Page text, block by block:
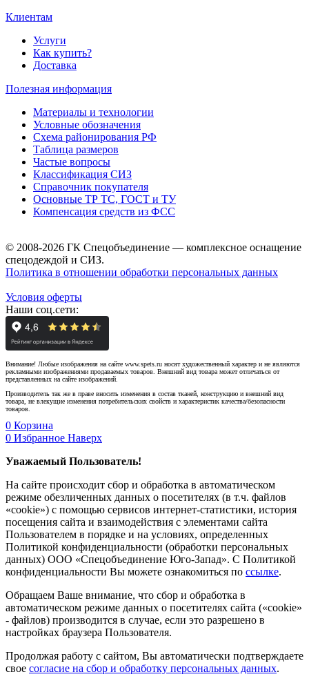
Клиентам
Услуги
Как купить?
Доставка
Полезная информация
Материалы и технологии
Условные обозначения
Схема районирования РФ
Таблица размеров
Частые вопросы
Классификация СИЗ
Справочник покупателя
Основные ТР ТС, ГОСТ и ТУ
Компенсация средств из ФСС
© 2008-2026 ГК Спецобъединение — комплексное оснащение
спецодеждой и СИЗ.
Политика в отношении обработки персональных данных
Условия оферты
Наши соц.сети:
Внимание! Любые изображения на сайте www.spets.ru носят художественный характер и не являются
рекламными изображениями продаваемых товаров. Внешний вид товара может отличаться от
представленных на сайте изображений.
Производитель так же в праве вносить изменения в состав тканей, конструкцию и внешний вид
товара, не влекущие изменения потребительских свойств и характеристик качества/безопасности
товаров.
0 Корзина
0 Избранное Наверх
Уважаемый Пользователь!
На сайте происходит сбор и обработка в автоматическом
режиме обезличенных данных о посетителях (в т.ч. файлов
«cookie») с помощью сервисов интернет-статистики, история
посещения сайта и взаимодействия с элементами сайта
Пользователем в порядке и на условиях, определенных
Политикой конфиденциальности (обработки персональных
данных) ООО «Спецобъединение Юго-Запад». С Политикой
конфиденциальности Вы можете ознакомиться по ссылке.
Обращаем Ваше внимание, что сбор и обработка в
автоматическом режиме данных о посетителях сайта («cookie»
- файлов) производится в случае, если это разрешено в
настройках браузера Пользователя.
Продолжая работу с сайтом, Вы автоматически подтверждаете
свое согласие на сбор и обработку персональных данных.